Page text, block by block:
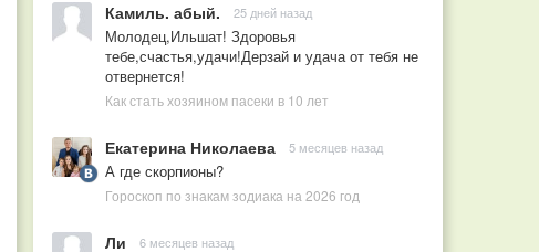
Камиль. абый. 25 дней назад
Молодец,Ильшат! Здоровья
тебе,счастья,удачи!Дерзай и удача от тебя не
отвернется!
Как стать хозяином пасеки в 10 лет
Екатерина Николаева 5 месяцев назад
А где скорпионы?
Гороскоп по знакам зодиака на 2026 год
Ли 6 месяцев назад